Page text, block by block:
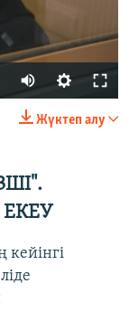
720p
Жүктеп алу
кейінгі